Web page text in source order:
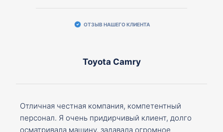
ОТЗЫВ НАШЕГО КЛИЕНТА
Toyota Camry
Отличная честная компания, компетентный
персонал. Я очень придирчивый клиент, долго
осматривала машину, задавала огромное